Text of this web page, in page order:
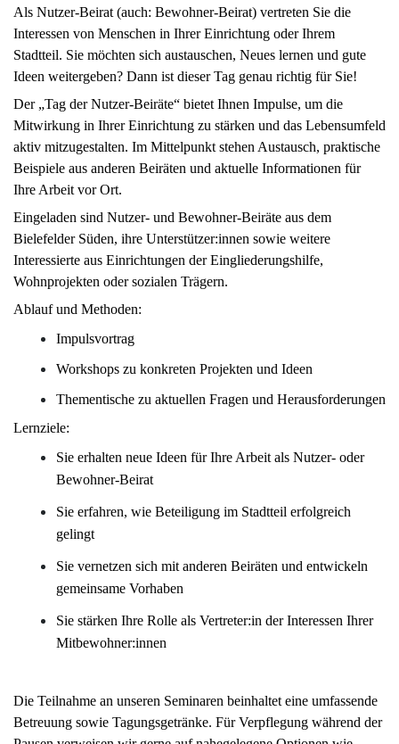
Als Nutzer-Beirat (auch: Bewohner-Beirat) vertreten Sie die
Interessen von Menschen in Ihrer Einrichtung oder Ihrem
Stadtteil. Sie möchten sich austauschen, Neues lernen und gute
Ideen weitergeben? Dann ist dieser Tag genau richtig für Sie!
Der „Tag der Nutzer-Beiräte“ bietet Ihnen Impulse, um die
Mitwirkung in Ihrer Einrichtung zu stärken und das Lebensumfeld
aktiv mitzugestalten. Im Mittelpunkt stehen Austausch, praktische
Beispiele aus anderen Beiräten und aktuelle Informationen für
Ihre Arbeit vor Ort.
Eingeladen sind Nutzer- und Bewohner-Beiräte aus dem
Bielefelder Süden, ihre Unterstützer:innen sowie weitere
Interessierte aus Einrichtungen der Eingliederungshilfe,
Wohnprojekten oder sozialen Trägern.
Ablauf und Methoden:
Impulsvortrag
Workshops zu konkreten Projekten und Ideen
Thementische zu aktuellen Fragen und Herausforderungen
Lernziele:
Sie erhalten neue Ideen für Ihre Arbeit als Nutzer- oder
Bewohner-Beirat
Sie erfahren, wie Beteiligung im Stadtteil erfolgreich
gelingt
Sie vernetzen sich mit anderen Beiräten und entwickeln
gemeinsame Vorhaben
Sie stärken Ihre Rolle als Vertreter:in der Interessen Ihrer
Mitbewohner:innen
Die Teilnahme an unseren Seminaren beinhaltet eine umfassende
Betreuung sowie Tagungsgetränke. Für Verpflegung während der